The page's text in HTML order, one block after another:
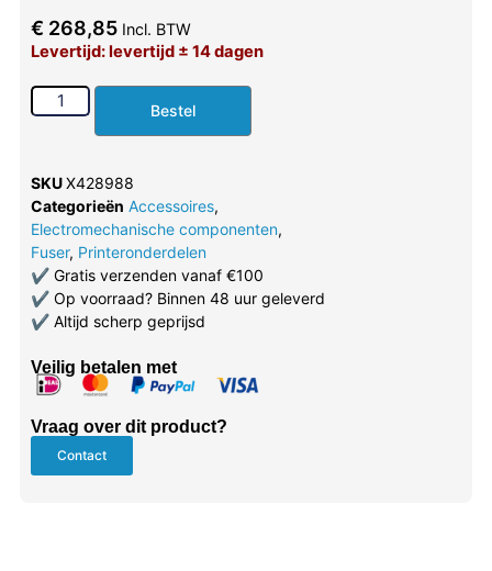
€ 268,85 Incl. BTW
Levertijd: levertijd ± 14 dagen
Bestel
SKUX428988
Categorieën Accessoires,
Electromechanische componenten,
Fuser, Printeronderdelen
✔Gratis verzenden vanaf €100
✔Op voorraad? Binnen 48 uur geleverd
✔Altijd scherp geprijsd
Veilig betalen met
Vraag over dit product?
Contact